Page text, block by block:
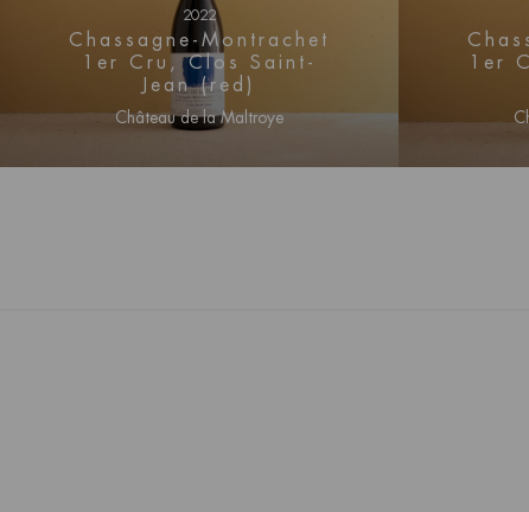
Au nez, beaucoup de fruits noirs, mais aussi
des notes terreuses. Les saveurs sont assez
de corps et de puissance avec une finale
vin est accessible dans sa jeunesse mais peut
2022
Chassagne-Montrachet
1er Cru, Clos Saint-
Jean (red)
Château de la Maltroye
1er